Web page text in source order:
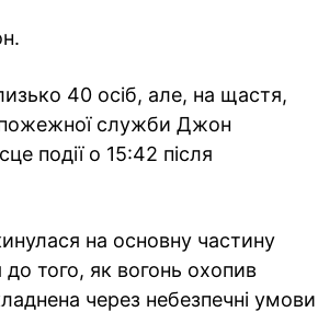
40 осіб, але, на щастя,
пожежної служби Джон
події о 15:42 після
на основну частину
до того, як вогонь охопив
через небезпечні умови